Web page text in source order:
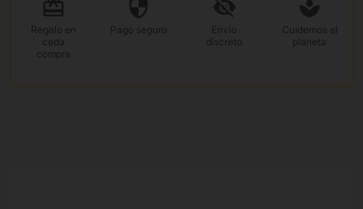
Regalo en
cada
compra
Pago seguro
Envío
discreto
Cuidemos el
planeta